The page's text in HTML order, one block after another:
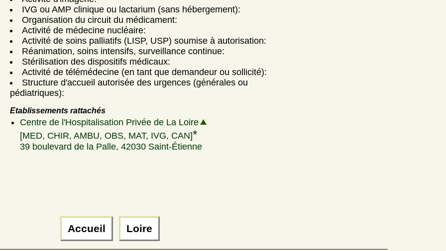
IVG ou AMP clinique ou lactarium (sans hébergement):
Organisation du circuit du médicament:
Activité de médecine nucléaire:
Activité de soins palliatifs (LISP, USP) soumise à autorisation:
Réanimation, soins intensifs, surveillance continue:
Stérilisation des dispositifs médicaux:
Activité de télémédecine (en tant que demandeur ou sollicité):
Structure d'accueil autorisée des urgences (générales ou
pédiatriques):
Etablissements rattachés
Centre de l'Hospitalisation Privée de La Loire
[MED, CHIR, AMBU, OBS, MAT, IVG, CAN]*
39 boulevard de la Palle, 42030 Saint-Étienne
Accueil Loire